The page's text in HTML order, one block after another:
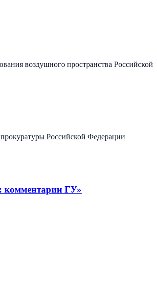
воздушного пространства Российской
Российской Федерации
комментарии ГУ»